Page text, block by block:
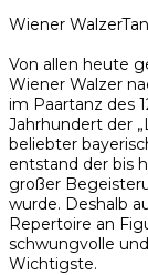
Wiener Walzer
Von allen heute
Wiener Walzer
im Paartanz des
Jahrhundert der
beliebter
entstand der bis
großer
wurde. Deshalb
Repertoire an
schwungvolle
Wichtigste.